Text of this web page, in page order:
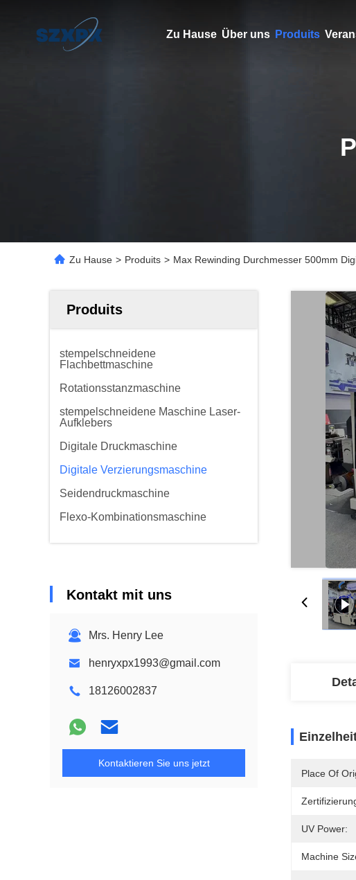
Zu Hause Über uns Produits
Zu Hause > Produits > Max Rewinding Durchmesser 500mm
Produits
stempelschneidene
Flachbettmaschine
Rotationsstanzmaschine
stempelschneidene Maschine Laser-
Aufklebers
Digitale Druckmaschine
Digitale Verzierungsmaschine
Seidendruckmaschine
Flexo-Kombinationsmaschine
Kontakt mit uns
Mrs. Henry Lee
henryxpx1993@gmail.com
18126002837
Kontaktieren Sie uns jetzt
Place Of
UV Power:
Machine